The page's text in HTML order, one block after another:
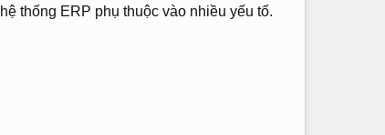
thống ERP phụ thuộc vào nhiều yếu tố.